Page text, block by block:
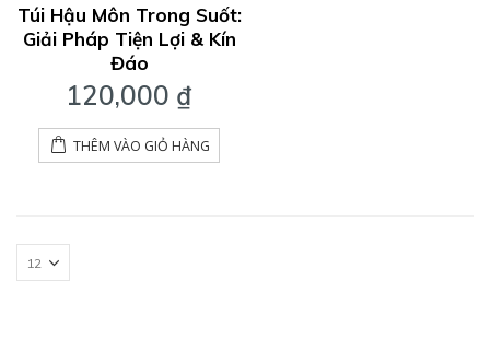
out
of
5
Túi Hậu Môn Trong Suốt:
Giải Pháp Tiện Lợi & Kín
Đáo
120,000 ₫
THÊM VÀO GIỎ HÀNG